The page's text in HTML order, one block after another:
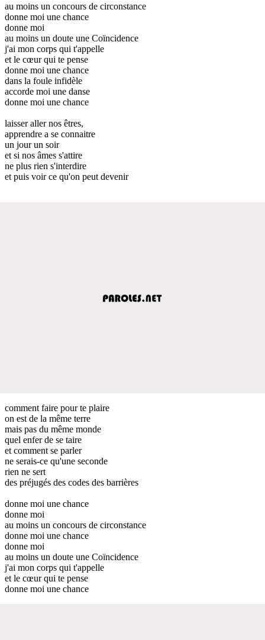
au moins un concours de circonstance
donne moi une chance
donne moi
au moins un doute une Coïncidence
j'ai mon corps qui t'appelle
et le cœur qui te pense
donne moi une chance
dans la foule infidèle
accorde moi une danse
donne moi une chance
laisser aller nos êtres,
apprendre a se connaitre
un jour un soir
et si nos âmes s'attire
ne plus rien s'interdire
et puis voir ce qu'on peut devenir
comment faire pour te plaire
on est de la même terre
mais pas du même monde
quel enfer de se taire
et comment se parler
ne serais-ce qu'une seconde
rien ne sert
des préjugés des codes des barrières
donne moi une chance
donne moi
au moins un concours de circonstance
donne moi une chance
donne moi
au moins un doute une Coïncidence
j'ai mon corps qui t'appelle
et le cœur qui te pense
donne moi une chance